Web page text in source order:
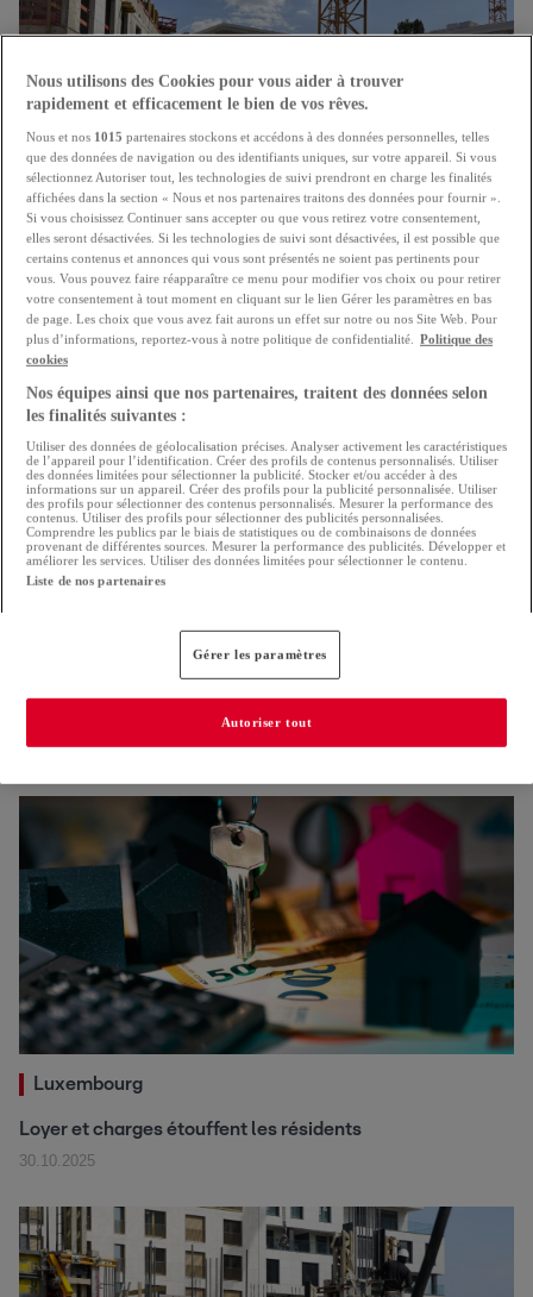
"Booster" pour la construction de logement
Le secteur immobilier salue les mesures annoncées par
le gouvernement
21.07.2026
Luxembourg
Loyer et charges étouffent les résidents
30.10.2025
Nous utilisons des Cookies pour vous aider à trouver
rapidement et efficacement le bien de vos rêves.
Nous et nos 1015 partenaires stockons et accédons à des données personnelles, telles
que des données de navigation ou des identifiants uniques, sur votre appareil. Si vous
sélectionnez Autoriser tout, les technologies de suivi prendront en charge les finalités
affichées dans la section « Nous et nos partenaires traitons des données pour fournir ».
Si vous choisissez Continuer sans accepter ou que vous retirez votre consentement,
elles seront désactivées. Si les technologies de suivi sont désactivées, il est possible que
certains contenus et annonces qui vous sont présentés ne soient pas pertinents pour
vous. Vous pouvez faire réapparaître ce menu pour modifier vos choix ou pour retirer
votre consentement à tout moment en cliquant sur le lien Gérer les paramètres en bas
de page. Les choix que vous avez fait aurons un effet sur notre ou nos Site Web. Pour
plus d’informations, reportez-vous à notre politique de confidentialité.
Politique des
cookies
Nos équipes ainsi que nos partenaires, traitent des données selon
les finalités suivantes :
Utiliser des données de géolocalisation précises. Analyser activement les caractéristiques
de l’appareil pour l’identification. Créer des profils de contenus personnalisés. Utiliser
des données limitées pour sélectionner la publicité. Stocker et/ou accéder à des
informations sur un appareil. Créer des profils pour la publicité personnalisée. Utiliser
des profils pour sélectionner des contenus personnalisés. Mesurer la performance des
contenus. Utiliser des profils pour sélectionner des publicités personnalisées.
Comprendre les publics par le biais de statistiques ou de combinaisons de données
provenant de différentes sources. Mesurer la performance des publicités. Développer et
améliorer les services. Utiliser des données limitées pour sélectionner le contenu.
Liste de nos partenaires
Gérer les paramètres
Autoriser tout